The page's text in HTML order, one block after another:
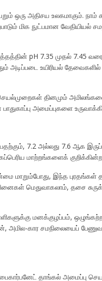
ஒரு அதிசய உலகமாகும். நாம்
மிக நுட்பமான வேதியியல்
pH 7.35 முதல் 7.45
அடிப்படை உயிரியல் தேவைகளில்
செயல்முறைகள் தினமும்
அமைப்புகளை
7.2 அல்லது 7.6 ஆக
மாற்றங்களைக்
மாறும்போது, ​​இந்த
மெதுவாகலாம், தசை
மனக்குழப்பம், ஒழுங்கற்ற
அமில-கார சமநிலையைப்
தாங்கல் அமைப்பு